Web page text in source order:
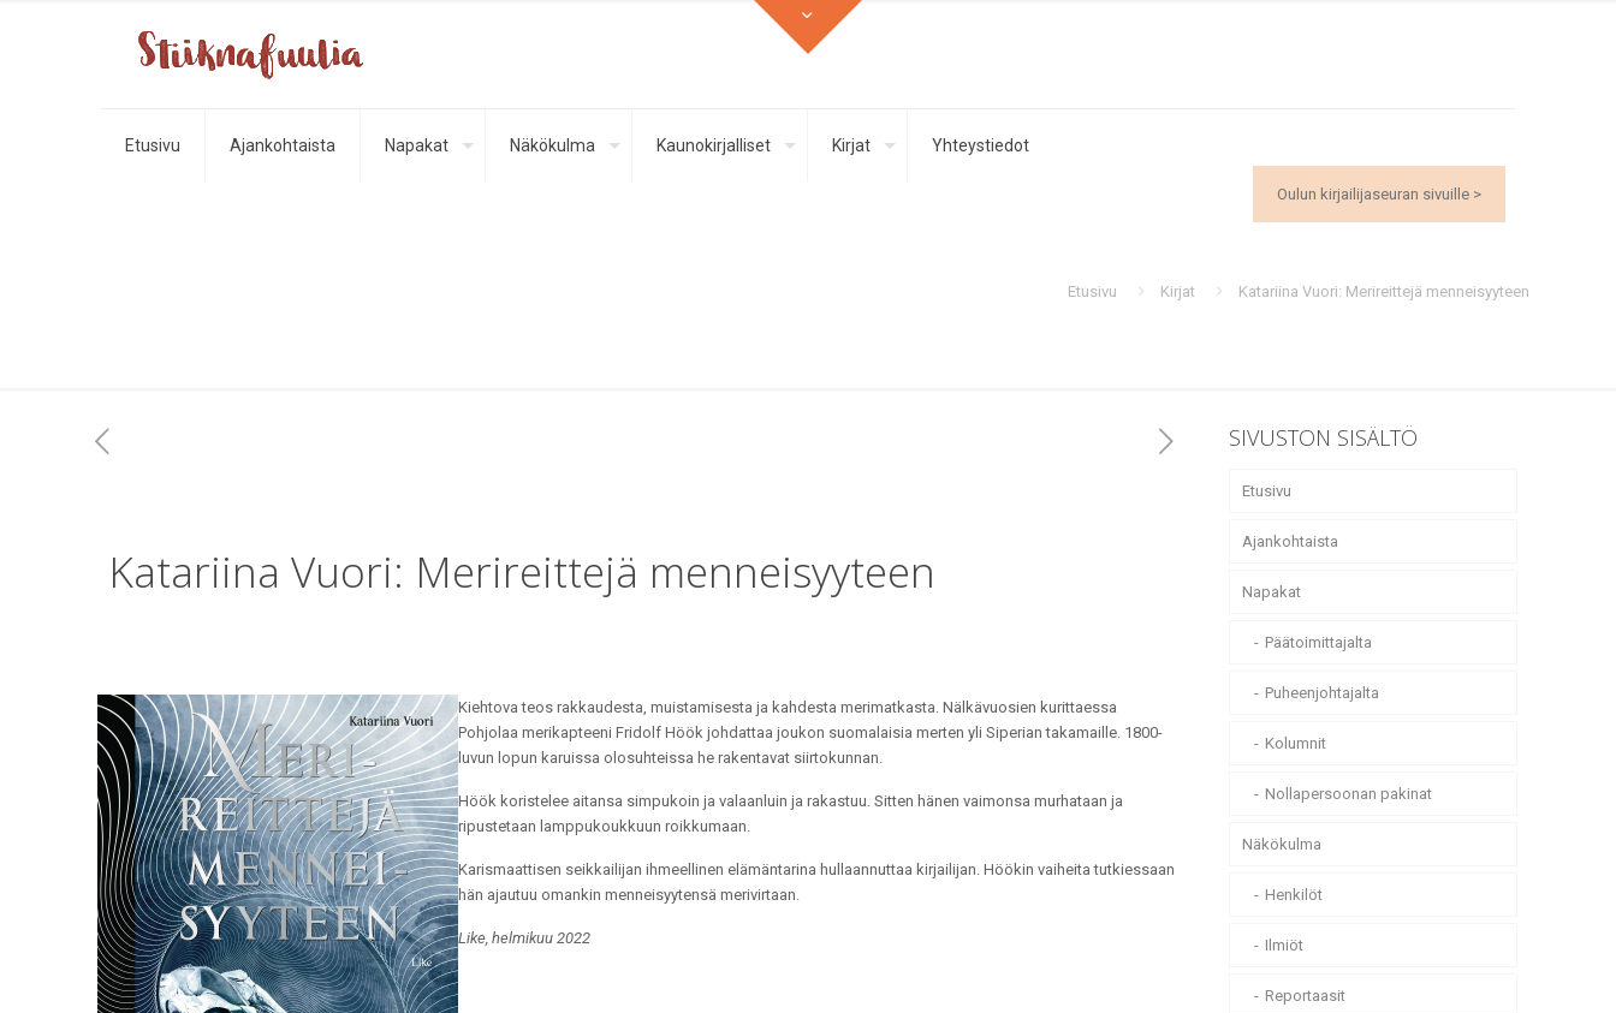
Etusivu Ajankohtaista Napakat Näkökulma Kaunokirjalliset Kirjat Yhteystiedot
Oulun kirjailijaseuran sivuille >
Etusivu Kirjat Katariina Vuori: Merireittejä menneisyyteen
Katariina Vuori: Merireittejä menneisyyteen
Kiehtova teos rakkaudesta, muistamisesta ja kahdesta merimatkasta. Nälkävuosien kurittaessa
Pohjolaa merikapteeni Fridolf Höök johdattaa joukon suomalaisia merten yli Siperian takamaille. 1800-
luvun lopun karuissa olosuhteissa he rakentavat siirtokunnan.
Höök koristelee aitansa simpukoin ja valaanluin ja rakastuu. Sitten hänen vaimonsa murhataan ja
ripustetaan lamppukoukkuun roikkumaan.
Karismaattisen seikkailijan ihmeellinen elämäntarina hullaannuttaa kirjailijan. Höökin vaiheita tutkiessaan
hän ajautuu omankin menneisyytensä merivirtaan.
Like, helmikuu 2022
SIVUSTON SISÄLTÖ
Etusivu
Ajankohtaista
Napakat
Päätoimittajalta
Puheenjohtajalta
Kolumnit
Nollapersoonan pakinat
Näkökulma
Henkilöt
Ilmiöt
Reportaasit